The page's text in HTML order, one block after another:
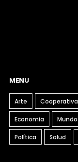
MENU
Arte Cooperativa
Economia Mundo
Política Salud